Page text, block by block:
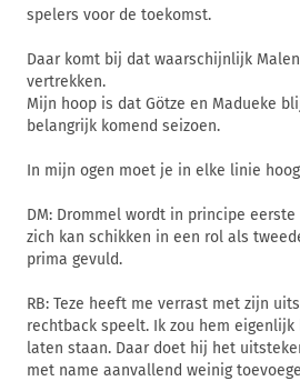
spelers voor de toekomst.
Daar komt bij dat waarschijnlijk
vertrekken.
Mijn hoop is dat Götze en Madueke
belangrijk komend seizoen.
In mijn ogen moet je in elke linie
DM: Drommel wordt in principe
zich kan schikken in een rol als
prima gevuld.
RB: Teze heeft me verrast met zijn
rechtback speelt. Ik zou hem
laten staan. Daar doet hij het
met name aanvallend weinig